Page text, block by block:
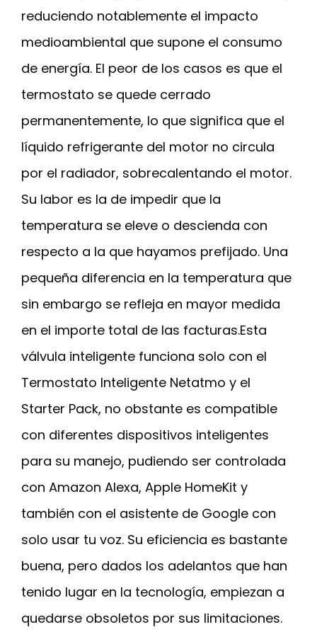
reduciendo notablemente el impacto
medioambiental que supone el consumo
de energía. El peor de los casos es que el
termostato se quede cerrado
permanentemente, lo que significa que el
líquido refrigerante del motor no circula
por el radiador, sobrecalentando el motor.
Su labor es la de impedir que la
temperatura se eleve o descienda con
respecto a la que hayamos prefijado. Una
pequeña diferencia en la temperatura que
sin embargo se refleja en mayor medida
en el importe total de las facturas.Esta
válvula inteligente funciona solo con el
Termostato Inteligente Netatmo y el
Starter Pack, no obstante es compatible
con diferentes dispositivos inteligentes
para su manejo, pudiendo ser controlada
con Amazon Alexa, Apple HomeKit y
también con el asistente de Google con
solo usar tu voz. Su eficiencia es bastante
buena, pero dados los adelantos que han
tenido lugar en la tecnología, empiezan a
quedarse obsoletos por sus limitaciones.